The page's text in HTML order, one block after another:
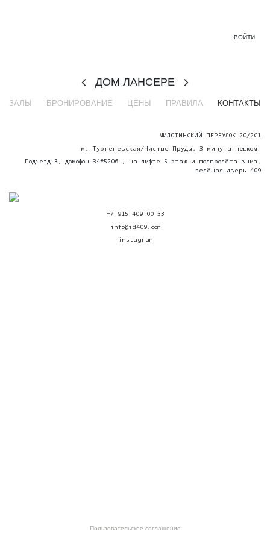
ВОЙТИ
ДОМ ЛАНСЕРЕ
ЗАЛЫ БРОНИРОВАНИЕ ЦЕНЫ ПРАВИЛА КОНТАКТЫ
МИЛЮТИНСКИЙ ПЕРЕУЛОК 20/2С1
м. Тургеневская/Чистые Пруды, 3 минуты пешком
Подъезд 3, домофон 34#5206 , на лифте 5 этаж и полпролёта вниз,
зелёная дверь 409
+7 915 409 00 33
info@id409.com
instagram
Пользовательское соглашение